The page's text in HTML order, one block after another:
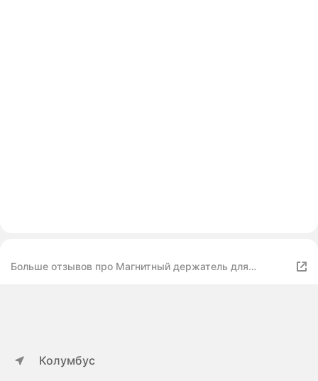
Больше отзывов про Магнитный держатель для
Колумбус